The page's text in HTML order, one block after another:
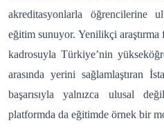
akreditasyonlarla öğrencilerine
eğitim sunuyor. Yenilikçi
kadrosuyla Türkiye’nin
arasında yerini sağlamlaştıran
başarısıyla yalnızca ulusal
platformda da eğitimde örnek bir